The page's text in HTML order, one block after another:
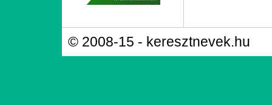
© 2008-15 - keresztnevek.hu